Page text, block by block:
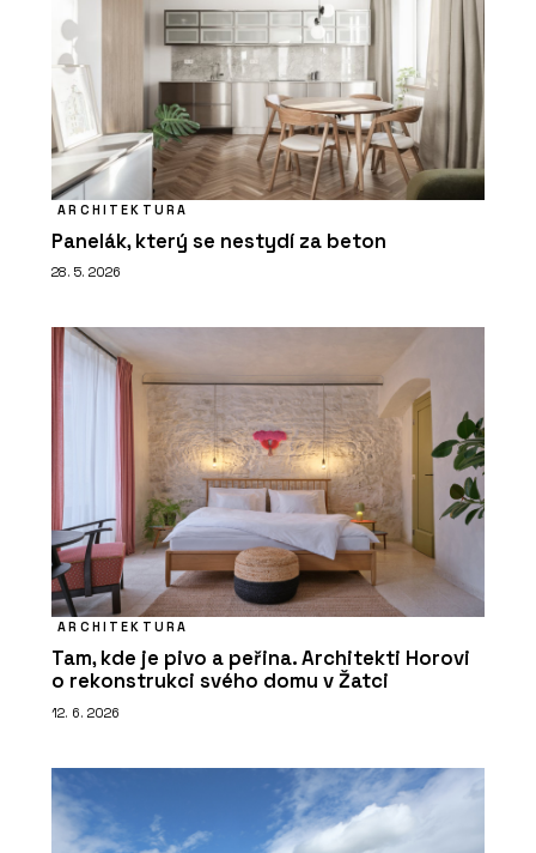
ARCHITEKTURA
Panelák, který se nestydí za beton
28. 5. 2026
ARCHITEKTURA
Tam, kde je pivo a peřina. Architekti Horovi
o rekonstrukci svého domu v Žatci
12. 6. 2026